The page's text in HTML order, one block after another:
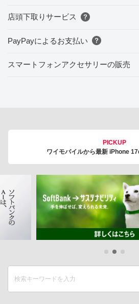
店頭下取りサービス
PayPayによるお支払い
スマートフォンアクセサリーの販売
PICKUP
ワイモバイルから最新 iPhone